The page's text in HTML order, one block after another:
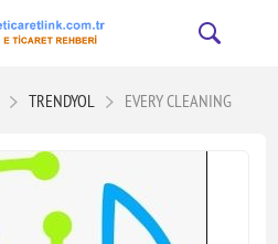
TRENDYOL EVERY CLEANING